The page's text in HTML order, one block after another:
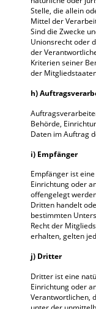
Stelle, die allein
Mittel der
Sind die Zwecke
Unionsrecht oder
der
Kriterien seiner
der
h)
Behörde,
Daten im Auftrag
i) Empfänger
Empfänger ist
Einrichtung oder
offengelegt
Dritten handelt
bestimmten
Recht der
erhalten, gelten
j) Dritter
Dritter ist eine
Einrichtung oder
Verantwortlichen,